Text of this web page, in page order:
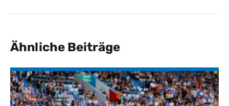
Ähnliche Beiträge